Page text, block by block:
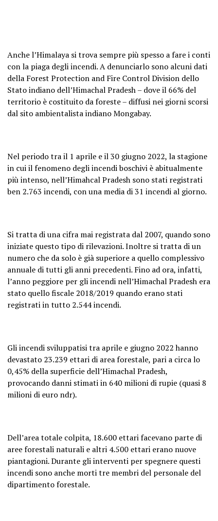
Anche l’Himalaya si trova sempre più spesso a fare i conti
con la piaga degli incendi. A denunciarlo sono alcuni dati
della Forest Protection and Fire Control Division dello
Stato indiano dell’Himachal Pradesh – dove il 66% del
territorio è costituito da foreste – diffusi nei giorni scorsi
dal sito ambientalista indiano Mongabay.
Nel periodo tra il 1 aprile e il 30 giugno 2022, la stagione
in cui il fenomeno degli incendi boschivi è abitualmente
più intenso, nell’Himahcal Pradesh sono stati registrati
ben 2.763 incendi, con una media di 31 incendi al giorno.
Si tratta di una cifra mai registrata dal 2007, quando sono
iniziate questo tipo di rilevazioni. Inoltre si tratta di un
numero che da solo è già superiore a quello complessivo
annuale di tutti gli anni precedenti. Fino ad ora, infatti,
l’anno peggiore per gli incendi nell’Himachal Pradesh era
stato quello fiscale 2018/2019 quando erano stati
registrati in tutto 2.544 incendi.
Gli incendi sviluppatisi tra aprile e giugno 2022 hanno
devastato 23.239 ettari di area forestale, pari a circa lo
0,45% della superficie dell’Himachal Pradesh,
provocando danni stimati in 640 milioni di rupie (quasi 8
milioni di euro ndr).
Dell’area totale colpita, 18.600 ettari facevano parte di
aree forestali naturali e altri 4.500 ettari erano nuove
piantagioni. Durante gli interventi per spegnere questi
incendi sono anche morti tre membri del personale del
dipartimento forestale.